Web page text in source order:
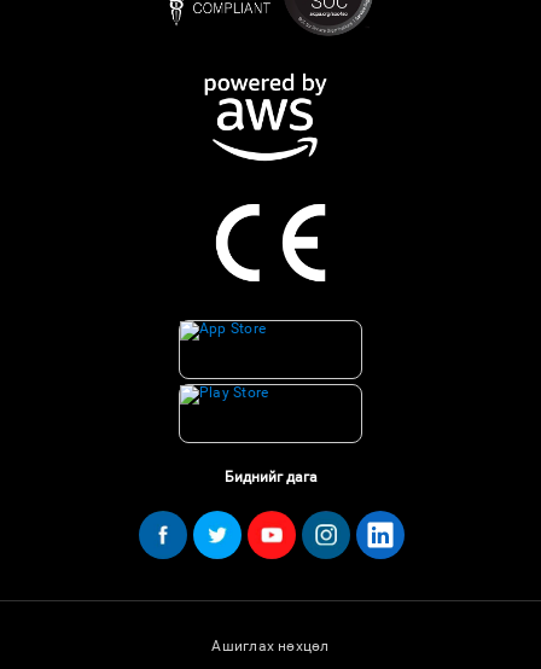
Биднийг дага
Ашиглах нөхцөл